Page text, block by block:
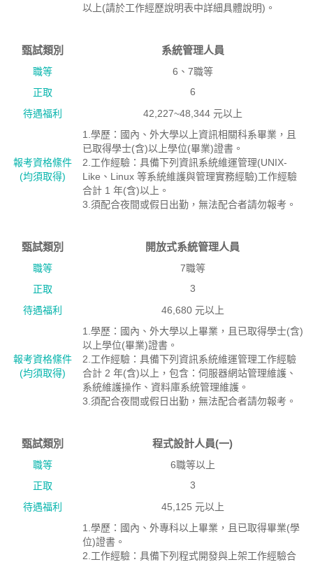
以上(請於工作經歷說明表中詳細具體說明)。
甄試類別 系統管理人員
職等
6、7職等
正取
6
待遇福利
42,227~48,344 元以上
報考資格絛件
(均須取得)
1.學歷：國內、外大學以上資訊相關科系畢業，且
已取得學士(含)以上學位(畢業)證書。
2.工作經驗：具備下列資訊系統維運管理(UNIX-
Like、Linux 等系統維護與管理實務經驗)工作經驗
合計 1 年(含)以上。
3.須配合夜間或假日出勤，無法配合者請勿報考。
甄試類別 開放式系統管理人員
職等
7職等
正取
3
待遇福利
46,680 元以上
報考資格絛件
(均須取得)
1.學歷：國內、外大學以上畢業，且已取得學士(含)
以上學位(畢業)證書。
2.工作經驗：具備下列資訊系統維運管理工作經驗
合計 2 年(含)以上，包含：伺服器網站管理維護、
系統維護操作、資料庫系統管理維護。
3.須配合夜間或假日出勤，無法配合者請勿報考。
甄試類別 程式設計人員(一)
職等
6職等以上
正取
3
待遇福利
45,125 元以上
1.學歷：國內、外專科以上畢業，且已取得畢業(學
位)證書。
2.工作經驗：具備下列程式開發與上架工作經驗合